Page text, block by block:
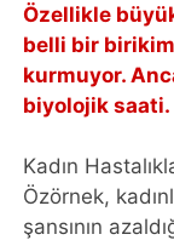
Özellikle
belli bir
kurmuyor.
biyolojik saati.
Kadın
Özörnek,
şansının